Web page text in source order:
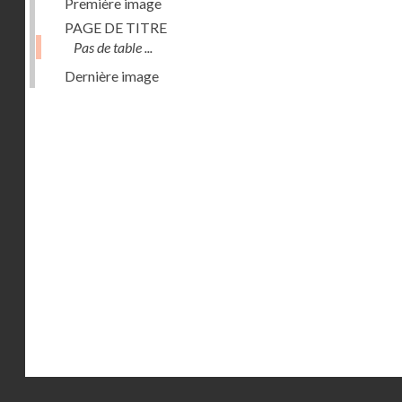
PAGE DE TITRE
Pas de table ...
Dernière image